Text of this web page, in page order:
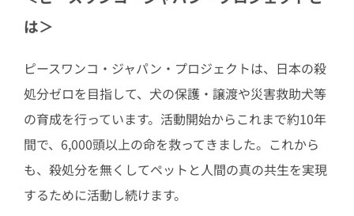
は＞
ピースワンコ・ジャパン・プロジェクトは、日本の殺
処分ゼロを目指して、犬の保護・譲渡や災害救助犬等
の育成を行っています。活動開始からこれまで約10年
間で、6,000頭以上の命を救ってきました。これから
も、殺処分を無くしてペットと人間の真の共生を実現
するために活動し続けます。